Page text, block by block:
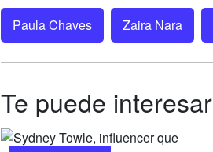
Paula Chaves Zaira Nara
Te puede interesar